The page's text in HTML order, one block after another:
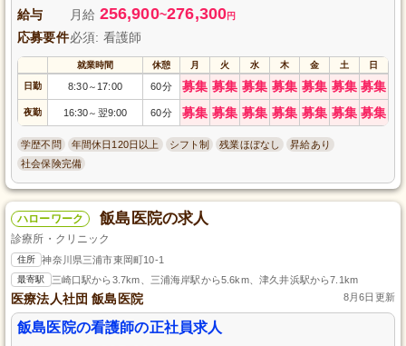
給与 月給 256,900~276,300円
応募要件必須: 看護師
就業時間 休憩 月 火 水 木 金 土 日
日勤 8:30～ 17:00 60分 募集 募集 募集 募集 募集 募集 募集
夜勤 16:30～ 翌9:00 60分 募集 募集 募集 募集 募集 募集 募集
学歴不問 年間休日120日以上 シフト制 残業ほぼなし
昇給あり
社会保険完備
ハローワーク 飯島医院の求人
診療所・クリニック
住所 神奈川県三浦市東岡町10-1
最寄駅 三崎口駅から3.7km、三浦海岸駅から5.6km、津久井浜駅から7.1km
医療法人社団 飯島医院 8月6日更新
飯島医院の看護師の正社員求人